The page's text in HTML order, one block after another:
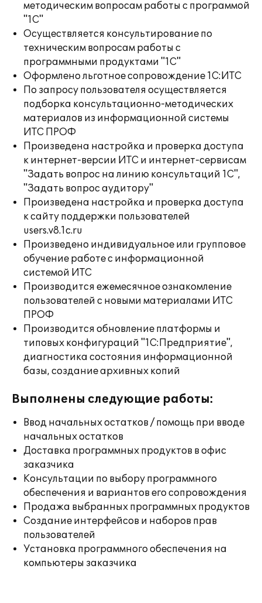
методическим вопросам работы с программой
"1С"
Осуществляется консультирование по
техническим вопросам работы с
программными продуктами "1С"
Оформлено льготное сопровождение 1С:ИТС
По запросу пользователя осуществляется
подборка консультационно-методических
материалов из информационной системы
ИТС ПРОФ
Произведена настройка и проверка доступа
к интернет-версии ИТС и интернет-сервисам
"Задать вопрос на линию консультаций 1С",
"Задать вопрос аудитору"
Произведена настройка и проверка доступа
к сайту поддержки пользователей
users.v8.1c.ru
Произведено индивидуальное или групповое
обучение работе с информационной
системой ИТС
Производится ежемесячное ознакомление
пользователей с новыми материалами ИТС
ПРОФ
Производится обновление платформы и
типовых конфигураций "1С:Предприятие",
диагностика состояния информационной
базы, создание архивных копий
Выполнены следующие работы:
Ввод начальных остатков / помощь при вводе
начальных остатков
Доставка программных продуктов в офис
заказчика
Консультации по выбору программного
обеспечения и вариантов его сопровождения
Продажа выбранных программных продуктов
Создание интерфейсов и наборов прав
пользователей
Установка программного обеспечения на
компьютеры заказчика